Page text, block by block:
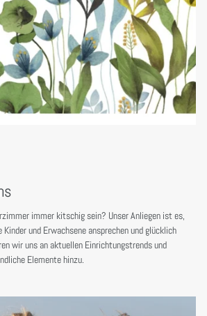
immer kitschig sein? Unser Anliegen ist es,
Kinder und Erwachsene ansprechen und glücklich
wir uns an aktuellen Einrichtungstrends und
Elemente hinzu.